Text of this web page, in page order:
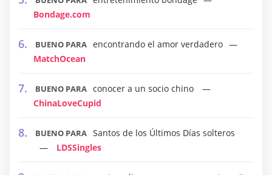
Bondage.com
BUENO PARA encontrando el amor verdadero
MatchOcean
BUENO PARA conocer a un socio chino
ChinaLoveCupid
BUENO PARA Santos de los Últimos Días solteros
LDSSingles